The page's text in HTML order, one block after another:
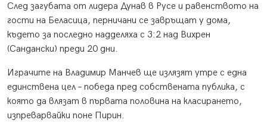
След загубата от лидера Дунав в Русе и равенството на
гости на Беласица, перничани се завръщат у дома,
където за последно надделяха с 3:2 над Вихрен
(Сандански) преди 20 дни.
Играчите на Владимир Манчев ще излязят утре с една
единствена цел – победа пред собствената публика, с
която да влязат в първата половина на класирането,
изпреварвайки поне Пирин.